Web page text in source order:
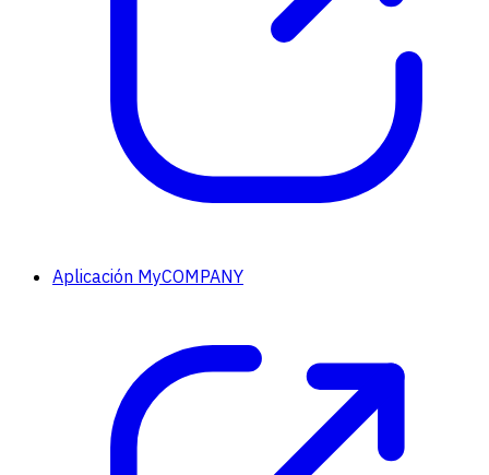
Aplicación MyCOMPANY